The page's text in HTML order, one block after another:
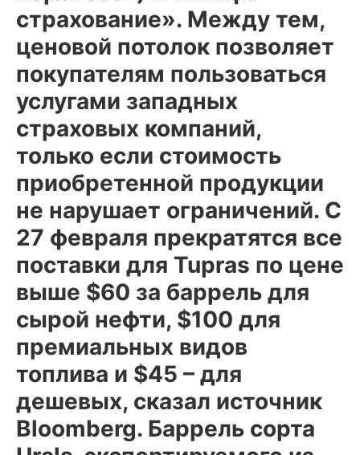
страхование». Между тем,
ценовой потолок позволяет
покупателям пользоваться
услугами западных
страховых компаний,
только если стоимость
приобретенной продукции
не нарушает ограничений. С
27 февраля прекратятся все
поставки для Tupras по цене
выше $60 за баррель для
сырой нефти, $100 для
премиальных видов
топлива и $45 – для
дешевых, сказал источник
Bloomberg. Баррель сорта